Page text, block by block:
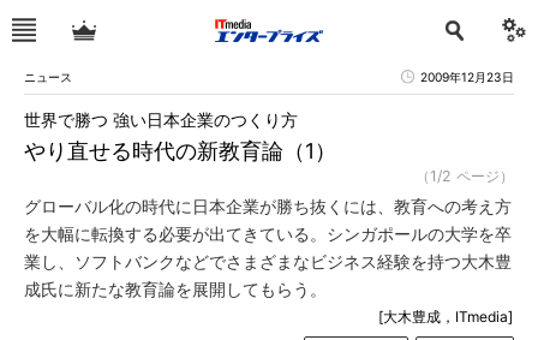
ニュース 2009年12月23日
やり直せる時代の新教育論（1）
世界で勝つ 強い日本企業のつくり方
（1/2 ページ）
グローバル化の時代に日本企業が勝ち抜くには、教育への考え方
を大幅に転換する必要が出てきている。シンガポールの大学を卒
業し、ソフトバンクなどでさまざまなビジネス経験を持つ大木豊
成氏に新たな教育論を展開してもらう。
[大木豊成，ITmedia]